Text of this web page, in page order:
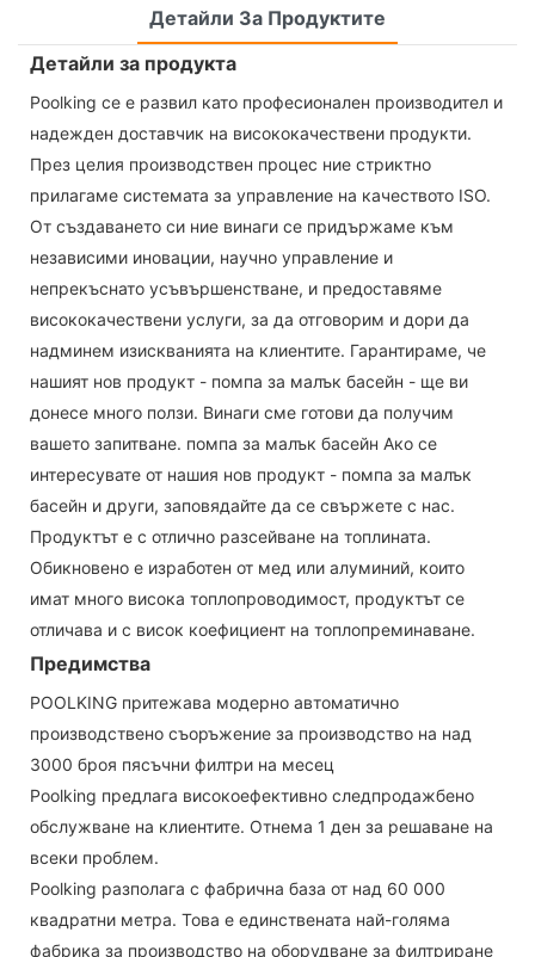
Детайли За Продуктите
Детайли за продукта
Poolking се е развил като професионален производител и
надежден доставчик на висококачествени продукти.
През целия производствен процес ние стриктно
прилагаме системата за управление на качеството ISO.
От създаването си ние винаги се придържаме към
независими иновации, научно управление и
непрекъснато усъвършенстване, и предоставяме
висококачествени услуги, за да отговорим и дори да
надминем изискванията на клиентите. Гарантираме, че
нашият нов продукт - помпа за малък басейн - ще ви
донесе много ползи. Винаги сме готови да получим
вашето запитване. помпа за малък басейн Ако се
интересувате от нашия нов продукт - помпа за малък
басейн и други, заповядайте да се свържете с нас.
Продуктът е с отлично разсейване на топлината.
Обикновено е изработен от мед или алуминий, които
имат много висока топлопроводимост, продуктът се
отличава и с висок коефициент на топлопреминаване.
Предимства
POOLKING притежава модерно автоматично
производствено съоръжение за производство на над
3000 броя пясъчни филтри на месец
Poolking предлага високоефективно следпродажбено
обслужване на клиентите. Отнема 1 ден за решаване на
всеки проблем.
Poolking разполага с фабрична база от над 60 000
квадратни метра. Това е единствената най-голяма
фабрика за производство на оборудване за филтриране